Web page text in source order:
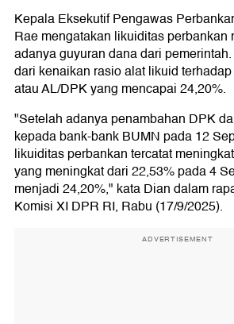
Kepala Eksekutif Pengawas
Rae mengatakan likuiditas perbankan
adanya guyuran dana dari
dari kenaikan rasio alat likuid
atau AL/DPK yang mencapai 24,20%.
"Setelah adanya penambahan DPK
kepada bank-bank BUMN pada 12
likuiditas perbankan tercatat
yang meningkat dari 22,53% pada 4
menjadi 24,20%," kata Dian dalam
Komisi XI DPR RI, Rabu (17/9/2025).
ADVERTISEMENT